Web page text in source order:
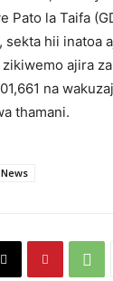
Pato la Taifa
sekta hii inatoa
ajira
na
thamani.